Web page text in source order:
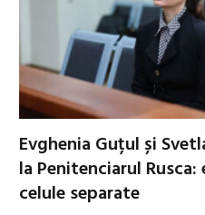
Evghenia Guțul și
la Penitenciarul
celule separate